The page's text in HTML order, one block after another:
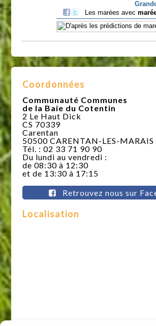
Coordonnées
Communauté Communes
de la Baie du Cotentin
2 Le Haut Dick
CS 70339
Carentan
50500 CARENTAN-LES-MARAIS
Tél. : 02 33 71 90 90
Du lundi au vendredi :
de 08:30 à 12:30
et de 13:30 à 17:15
Retrouvez nous sur
Localisation